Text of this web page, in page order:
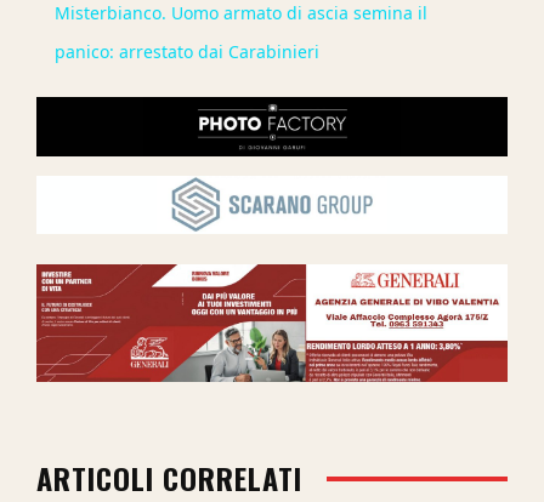
Misterbianco. Uomo armato di ascia semina il
panico: arrestato dai Carabinieri
ARTICOLI CORRELATI